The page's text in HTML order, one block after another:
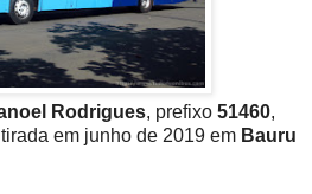
Rodrigues, prefixo 51460,
tirada em junho de 2019 em Bauru